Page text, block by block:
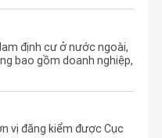
định cư ở nước ngoài,
bao gồm doanh nghiệp,
vị đăng kiểm được Cục